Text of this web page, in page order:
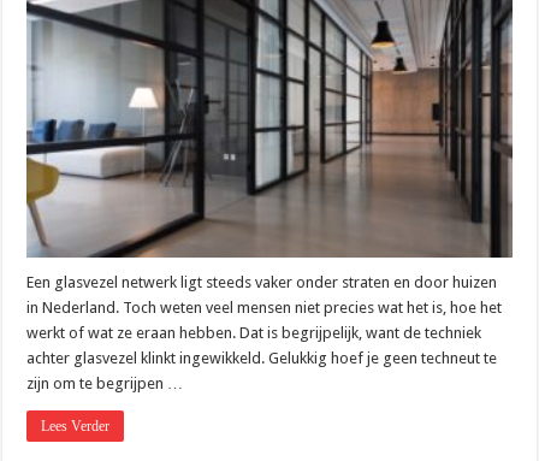
netwerk:
wat
het
is,
hoe
het
wat
Een glasvezel netwerk ligt steeds vaker onder straten en door huizen
in Nederland. Toch weten veel mensen niet precies wat het is, hoe het
werkt of wat ze eraan hebben. Dat is begrijpelijk, want de techniek
achter glasvezel klinkt ingewikkeld. Gelukkig hoef je geen techneut te
zijn om te begrijpen …
Lees Verder